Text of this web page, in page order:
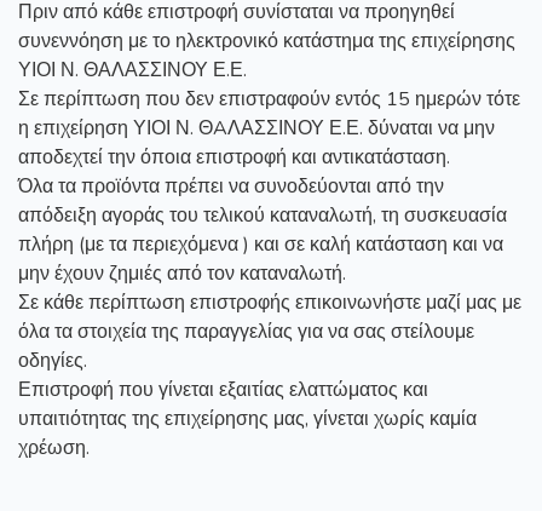
Πριν από κάθε επιστροφή συνίσταται να προηγηθεί
συνεννόηση με το ηλεκτρονικό κατάστημα της επιχείρησης
ΥΙΟΙ Ν. ΘΑΛΑΣΣΙΝΟΥ Ε.Ε.
Σε περίπτωση που δεν επιστραφούν εντός 15 ημερών τότε
η επιχείρηση ΥΙΟΙ Ν. ΘAΛΑΣΣΙΝΟΥ Ε.Ε. δύναται να μην
αποδεχτεί την όποια επιστροφή και αντικατάσταση.
Όλα τα προϊόντα πρέπει να συνοδεύονται από την
απόδειξη αγοράς του τελικού καταναλωτή, τη συσκευασία
πλήρη (με τα περιεχόμενα ) και σε καλή κατάσταση και να
μην έχουν ζημιές από τον καταναλωτή.
Σε κάθε περίπτωση επιστροφής επικοινωνήστε μαζί μας με
όλα τα στοιχεία της παραγγελίας για να σας στείλουμε
οδηγίες.
Επιστροφή που γίνεται εξαιτίας ελαττώματος και
υπαιτιότητας της επιχείρησης μας, γίνεται χωρίς καμία
χρέωση.